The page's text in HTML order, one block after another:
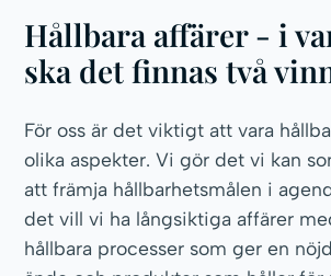
Hållbara affärer - i
ska det finnas två
För oss är det viktigt att vara
olika aspekter. Vi gör det vi kan
att främja hållbarhetsmålen i
det vill vi ha långsiktiga affärer
hållbara processer som ger en